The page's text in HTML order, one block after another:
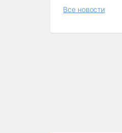
Все новости